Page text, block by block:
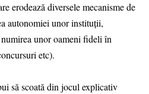
erodează diversele mecanisme de
autonomiei unor instituții,
unor oameni fideli în
etc).
să scoată din jocul explicativ